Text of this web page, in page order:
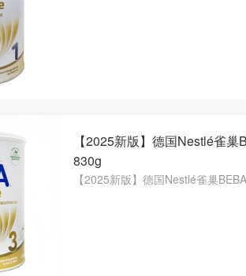
【2025新版】德国Nestlé雀
830g
【2025新版】德国Nestlé雀巢